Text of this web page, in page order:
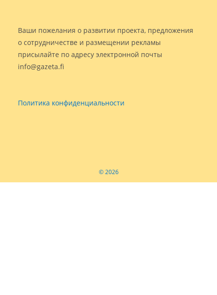
Ваши пожелания о развитии проекта, предложения
о сотрудничестве и размещении рекламы
присылайте по адресу электронной почты
info@gazeta.fi
Политика конфиденциальности
© 2026